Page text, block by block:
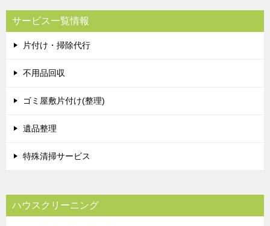
サービス一覧情報
片付け・掃除代行
不用品回収
ゴミ屋敷片付け(整理)
遺品整理
特殊清掃サービス
ハウスクリーニング